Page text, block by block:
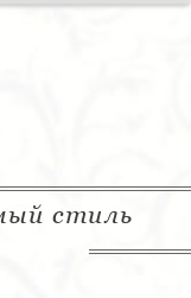
стиль